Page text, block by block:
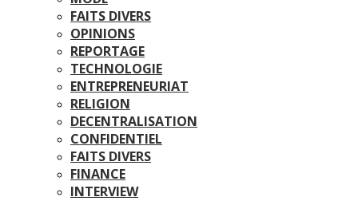
FAITS DIVERS
OPINIONS
REPORTAGE
TECHNOLOGIE
ENTREPRENEURIAT
RELIGION
DECENTRALISATION
CONFIDENTIEL
FAITS DIVERS
FINANCE
INTERVIEW